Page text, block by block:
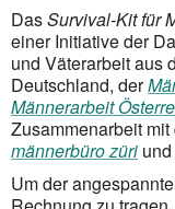
DasSurvival-Kit für
einer Initiative der
und Väterarbeit aus
Deutschland, der
Männerarbeit
Zusammenarbeit mit
männerbüro züri
Um der